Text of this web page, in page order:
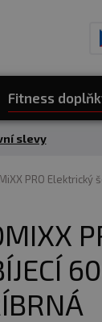
Fitness
slevy
PRO